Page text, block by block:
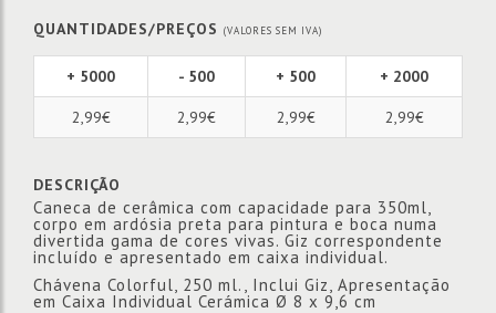
QUANTIDADES/PREÇOS (VALORES SEM IVA)
+ 5000 - 500 + 500 + 2000
2,99€ 2,99€ 2,99€ 2,99€
DESCRIÇÃO
Caneca de cerâmica com capacidade para 350ml,
corpo em ardósia preta para pintura e boca numa
divertida gama de cores vivas. Giz correspondente
incluído e apresentado em caixa individual.
Chávena Colorful, 250 ml., Inclui Giz, Apresentação
em Caixa Individual Cerámica Ø 8 x 9,6 cm